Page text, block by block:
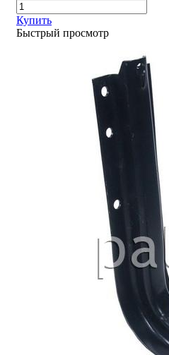
Купить
Быстрый просмотр